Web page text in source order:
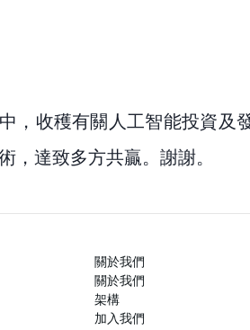
收穫有關人工智能投資及
達致多方共贏。謝謝。
關於我們
關於我們
架構
加入我們